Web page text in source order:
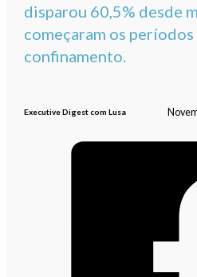
disparou 60,5% desde
começaram os períodos
confinamento.
Executive Digest com Lusa